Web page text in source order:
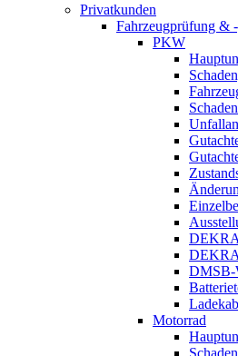
Privatkunden
Fahrzeugprüfung &
PKW
DEKRA
DEKRA
DMSB-
Motorrad